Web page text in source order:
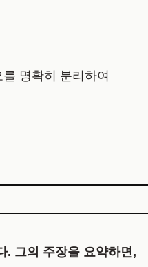
명확히 분리하여
. 그의 주장을 요약하면,